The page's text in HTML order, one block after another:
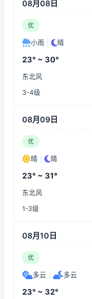
08月08日
优
小雨 晴
23° ~ 30°
东北风
3-4级
08月09日
优
晴 晴
23° ~ 31°
东北风
1-3级
08月10日
优
多云 多云
23° ~ 32°